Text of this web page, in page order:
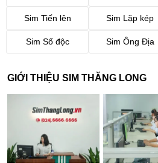
Sim Tiến lên Sim Lặp kép
Sim Số độc Sim Ông Địa
GIỚI THIỆU SIM THĂNG LONG